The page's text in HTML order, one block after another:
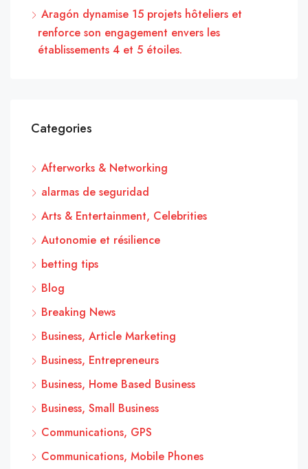
Aragón dynamise 15 projets hôteliers et
renforce son engagement envers les
établissements 4 et 5 étoiles.
Categories
Afterworks & Networking
alarmas de seguridad
Arts & Entertainment, Celebrities
Autonomie et résilience
betting tips
Blog
Breaking News
Business, Article Marketing
Business, Entrepreneurs
Business, Home Based Business
Business, Small Business
Communications, GPS
Communications, Mobile Phones